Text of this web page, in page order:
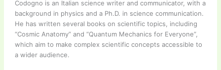
Codogno is an Italian science writer and communicator, with a
background in physics and a Ph.D. in science communication.
He has written several books on scientific topics, including
“Cosmic Anatomy” and “Quantum Mechanics for Everyone”,
which aim to make complex scientific concepts accessible to
a wider audience.